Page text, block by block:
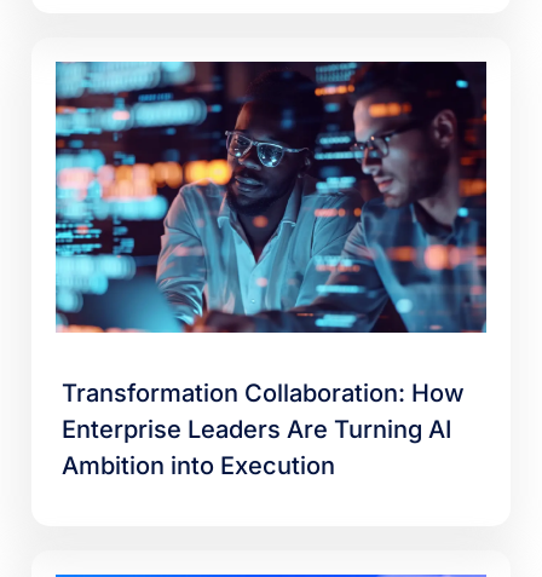
Transformation Collaboration: How
Enterprise Leaders Are Turning AI
Ambition into Execution